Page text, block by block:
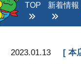
TOP 新着情報
2023.01.13 本